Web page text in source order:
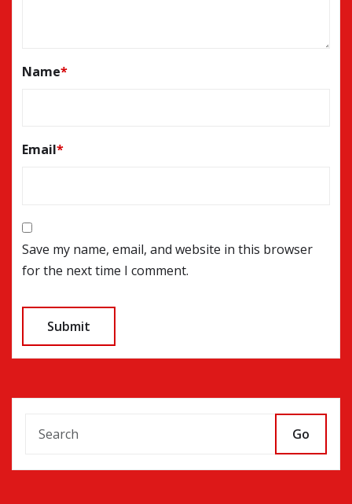
Name*
Email*
Save my name, email, and website in this browser
for the next time I comment.
Go